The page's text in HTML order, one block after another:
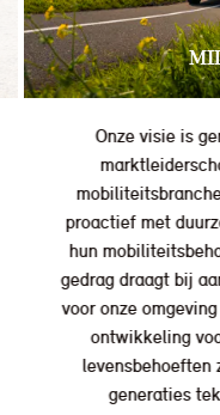
Onze visie is
proactief met
hun
gedrag draagt bij
voor onze
ontwikkeling
levensbehoeften
generaties